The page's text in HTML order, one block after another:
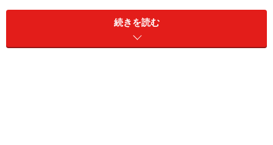
人生の喜びや楽しみのために、お金を使えることは、幸
せなことです。使ったら、それ以上に稼げばいいだけ。
続きを読む